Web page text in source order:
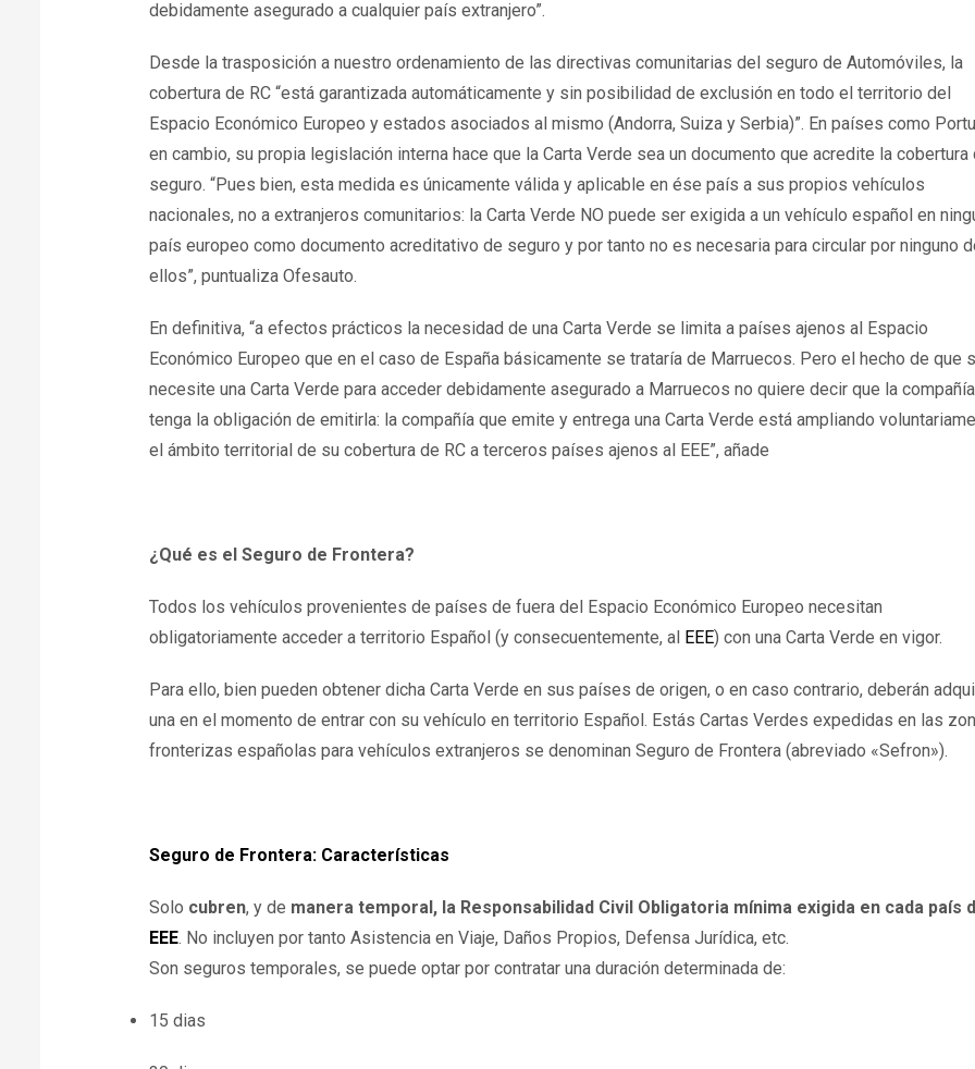
debidamente asegurado a cualquier país extranjero”.
Desde la trasposición a nuestro ordenamiento de las directivas comunitarias del seguro de Automóviles, la
cobertura de RC “está garantizada automáticamente y sin posibilidad de exclusión en todo el territorio del
Espacio Económico Europeo y estados asociados al mismo (Andorra, Suiza y Serbia)”. En países como
en cambio, su propia legislación interna hace que la Carta Verde sea un documento que acredite la cobertura
seguro. “Pues bien, esta medida es únicamente válida y aplicable en ése país a sus propios vehículos
nacionales, no a extranjeros comunitarios: la Carta Verde NO puede ser exigida a un vehículo español en
país europeo como documento acreditativo de seguro y por tanto no es necesaria para circular por ninguno
ellos”, puntualiza Ofesauto.
En definitiva, “a efectos prácticos la necesidad de una Carta Verde se limita a países ajenos al Espacio
Económico Europeo que en el caso de España básicamente se trataría de Marruecos. Pero el hecho de que
necesite una Carta Verde para acceder debidamente asegurado a Marruecos no quiere decir que la compañía
tenga la obligación de emitirla: la compañía que emite y entrega una Carta Verde está ampliando
el ámbito territorial de su cobertura de RC a terceros países ajenos al EEE”, añade
¿Qué es el Seguro de Frontera?
Todos los vehículos provenientes de países de fuera del Espacio Económico Europeo necesitan
obligatoriamente acceder a territorio Español (y consecuentemente, al EEE) con una Carta Verde en vigor.
Para ello, bien pueden obtener dicha Carta Verde en sus países de origen, o en caso contrario, deberán
una en el momento de entrar con su vehículo en territorio Español. Estás Cartas Verdes expedidas en las
fronterizas españolas para vehículos extranjeros se denominan Seguro de Frontera (abreviado «Sefron»).
Seguro de Frontera: Características
Solo cubren, y de manera temporal, la Responsabilidad Civil Obligatoria mínima exigida en cada país
EEE. No incluyen por tanto Asistencia en Viaje, Daños Propios, Defensa Jurídica, etc.
Son seguros temporales, se puede optar por contratar una duración determinada de:
15 dias